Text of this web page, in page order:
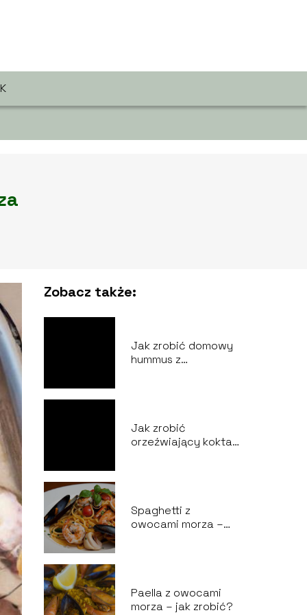
Zobacz także:
Jak zrobić domowy
hummus z
Jak zrobić
orzeźwiający koktajl
Spaghetti z
owocami morza –
Paella z owocami
morza – jak zrobić?